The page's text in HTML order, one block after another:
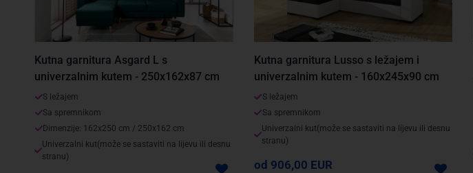
Kutna garnitura Asgard L s
univerzalnim kutem - 250x162x87 cm
S ležajem
Sa spremnikom
Dimenzije: 162x250 cm / 250x162 cm
Univerzalni kut(može se sastaviti na lijevu ili desnu
stranu)
Kutna garnitura Lusso s ležajem i
univerzalnim kutem - 160x245x90 cm
S ležajem
Sa spremnikom
Univerzalni kut(može se sastaviti na lijevu ili desnu
stranu)
od 906,00 EUR